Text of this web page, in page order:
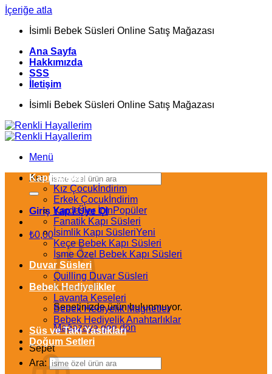
İçeriğe atla
İsimli Bebek Süsleri Online Satış Mağazası
Ana Sayfa
Hakkımızda
SSS
İletişim
İsimli Bebek Süsleri Online Satış Mağazası
Menü
Ara:
Giriş Yap / Üye Ol
₺0,00
Sepetinizde ürün bulunmuyor.
Mağazaya geri dön
Sepet
Kapı Süsleri
Kız Çocuk
Erkek Çocuk
Kardeşler İçin
Fanatik Kapı Süsleri
İsimlik Kapı Süsleri
Keçe Bebek Kapı Süsleri
İsme Özel Bebek Kapı Süsleri
Duvar Süsleri
Quilling Duvar Süsleri
Bebek Hediyelikler
Lavanta Keseleri
Bebek Hediyelik Magnetler
Bebek Hediyelik Anahtarlıklar
Süs ve Takı Yastıkları
Doğum Setleri
Ara: